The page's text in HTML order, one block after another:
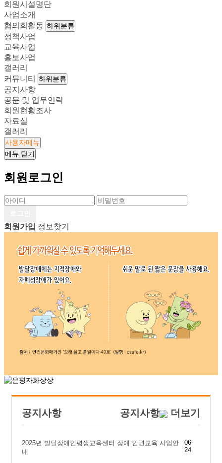
회원시설명단
사업소개
협의회활동 하위분류
정책사업
교육사업
홍보사업
갤러리
커뮤니티 하위분류
공지사항
공문 및 업무연락
회원현황조사
자료실
갤러리
사용자메뉴
메뉴 닫기
회원로그인
회원가입 정보찾기
공지사항 공지사항 더보기
2025년 발달장애인평생교육센터 장애 인권교육 사업안
내
06-
24